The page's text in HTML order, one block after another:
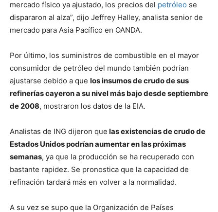
mercado físico ya ajustado, los precios del petróleo se
dispararon al alza”, dijo Jeffrey Halley, analista senior de
mercado para Asia Pacífico en OANDA.
Por último, los suministros de combustible en el mayor
consumidor de petróleo del mundo también podrían
ajustarse debido a que los insumos de crudo de sus
refinerías cayeron a su nivel más bajo desde septiembre
de 2008, mostraron los datos de la EIA.
Analistas de ING dijeron que las existencias de crudo de
Estados Unidos podrían aumentar en las próximas
semanas, ya que la producción se ha recuperado con
bastante rapidez. Se pronostica que la capacidad de
refinación tardará más en volver a la normalidad.
A su vez se supo que la Organización de Países